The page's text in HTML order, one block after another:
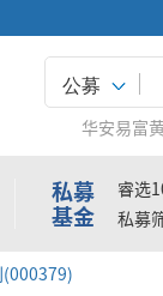
公募
华安易富
私募
基金
睿选
私募